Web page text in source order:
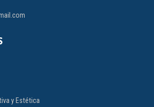
y Estética